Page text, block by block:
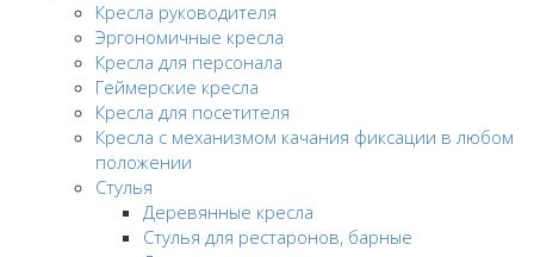
Кресла руководителя
Эргономичные кресла
Кресла для персонала
Геймерские кресла
Кресла для посетителя
Кресла с механизмом качания фиксации в любом
положении
Стулья
Деревянные кресла
Стулья для рестаронов, барные